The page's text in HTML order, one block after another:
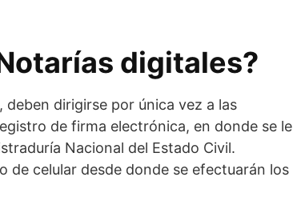
digitales?
, deben dirigirse por única vez a las
de firma electrónica, en donde se le
Nacional del Estado Civil.
de celular desde donde se efectuarán los